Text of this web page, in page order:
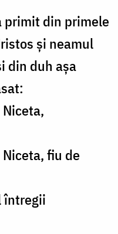
primit din primele
şi neamul
din duh aşa
fiu de
întregii